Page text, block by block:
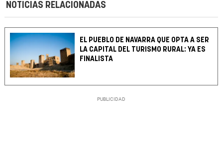
NOTICIAS RELACIONADAS
EL PUEBLO DE NAVARRA QUE OPTA A SER
LA CAPITAL DEL TURISMO RURAL: YA ES
FINALISTA